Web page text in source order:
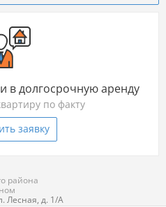
в долгосрочную аренду
по факту
заявку
района
Лесная, д. 1/А